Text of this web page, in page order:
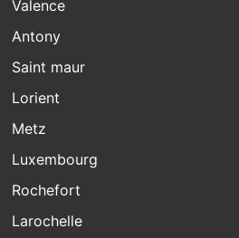
Valence
Antony
Saint maur
Lorient
Metz
Luxembourg
Rochefort
Larochelle